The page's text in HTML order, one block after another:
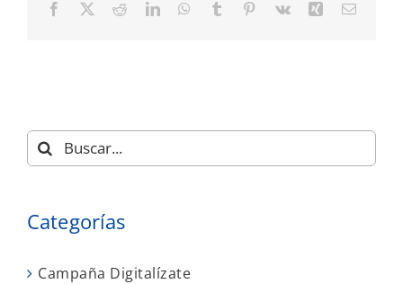
Facebook RedditLinkedInWhatsApp
Tumblr Pinterest
Vk XingCorreo
Buscar:
Categorías
Campaña Digitalízate